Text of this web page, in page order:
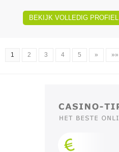
BEKIJK VOLLEDIG PROFIEL
1 2 3 4 5 » »»